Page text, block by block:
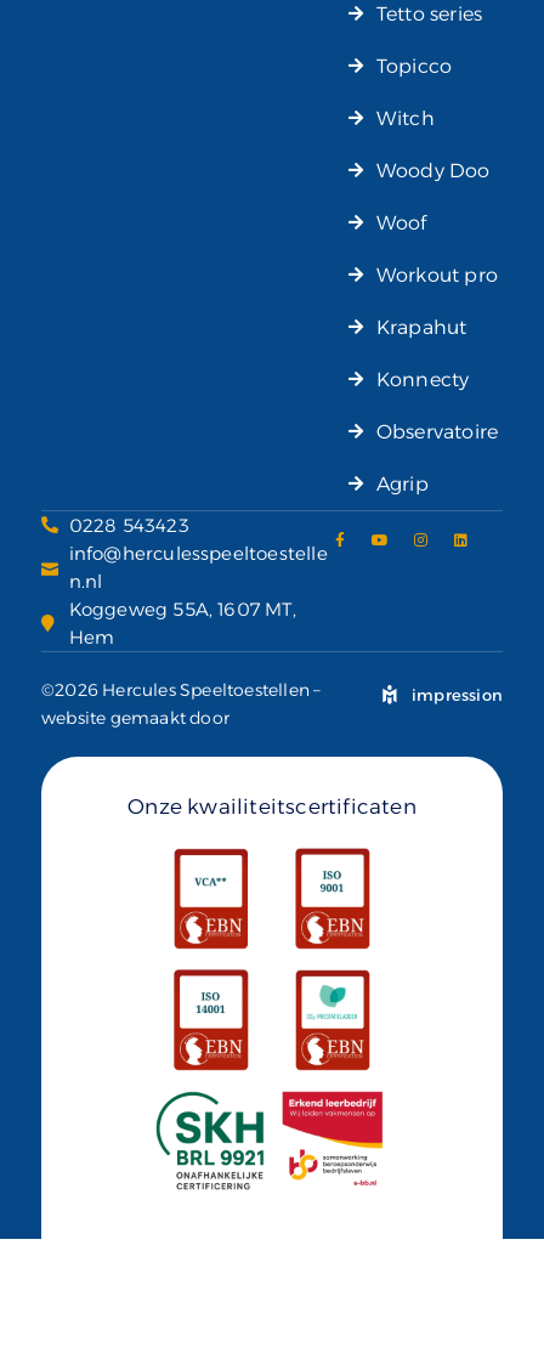
Tetto series
Topicco
Witch
Woody Doo
Woof
Workout pro
Krapahut
Konnecty
Observatoire
Agrip
0228 543423
info@herculesspeeltoestelle
n.nl
Koggeweg 55A, 1607 MT,
Hem
©2026 Hercules Speeltoestellen –
website gemaakt door
impression
Onze kwailiteitscertificaten